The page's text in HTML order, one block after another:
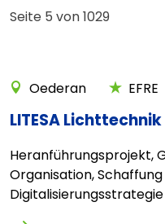
Seite 5 von 1029
Oederan EFRE
LITESA
Heranführungsprojekt,
Organisation,
Digitalisierungsstrategie